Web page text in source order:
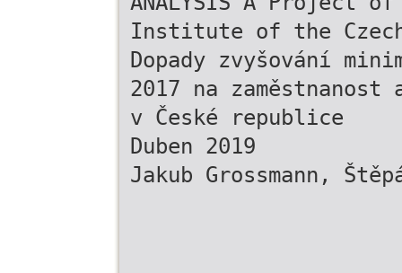
Institute of the Czech
Dopady zvyšování
2017 na zaměstnanost
v České republice
Duben 2019
Jakub Grossmann,